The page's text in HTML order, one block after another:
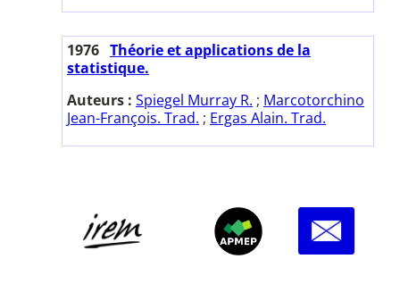
1976 Théorie et applications de la
statistique.
Auteurs : Spiegel Murray R. ; Marcotorchino
Jean-François. Trad. ; Ergas Alain. Trad.